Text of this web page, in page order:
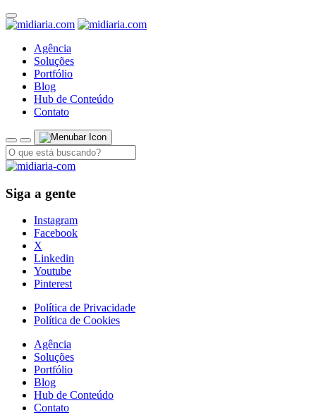
Agência
Soluções
Portfólio
Blog
Hub de Conteúdo
Contato
Siga a gente
Instagram
Facebook
X
Linkedin
Youtube
Pinterest
Política de Privacidade
Política de Cookies
Agência
Soluções
Portfólio
Blog
Hub de Conteúdo
Contato